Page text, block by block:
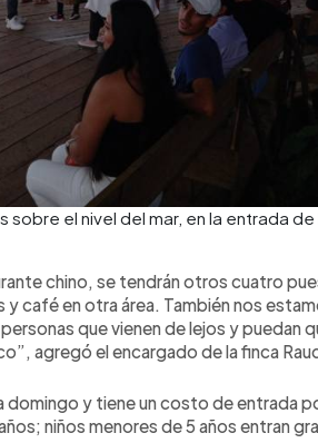
el nivel del mar, en la entrada
chino, se tendrán otros cuatro
café en otra área. También nos
que vienen de lejos y puedan
agregó el encargado de la finca
domingo y tiene un costo de entrada
niños menores de 5 años entran